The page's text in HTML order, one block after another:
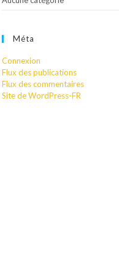
Méta
Connexion
Flux des publications
Flux des commentaires
Site de WordPress-FR